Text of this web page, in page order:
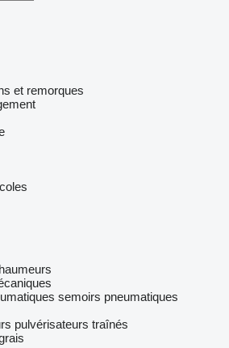
et remorques
semoirs pneumatiques
pulvérisateurs traînés